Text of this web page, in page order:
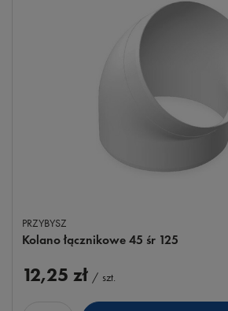
PRZYBYSZ
Kolano łącznikowe 45 śr 125
12,25 zł / szt.